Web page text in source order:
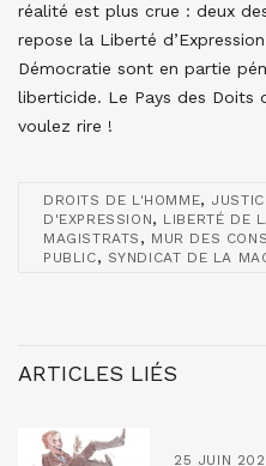
réalité est plus crue : deux
repose la Liberté
Démocratie sont en partie
liberticide. Le Pays des Doits
voulez rire !
DROITS DE L'HOMME,
D'EXPRESSION, LIBERTÉ DE
MAGISTRATS , MUR DES CONS
PUBLIC, SYNDICAT DE LA
ARTICLES LIÉS
25 JUIN